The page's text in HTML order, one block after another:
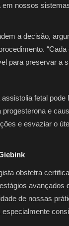
nossos
a decisão,
para preservar a
fetal
progesterona e
e esvaziar o
obstetra
de nossas